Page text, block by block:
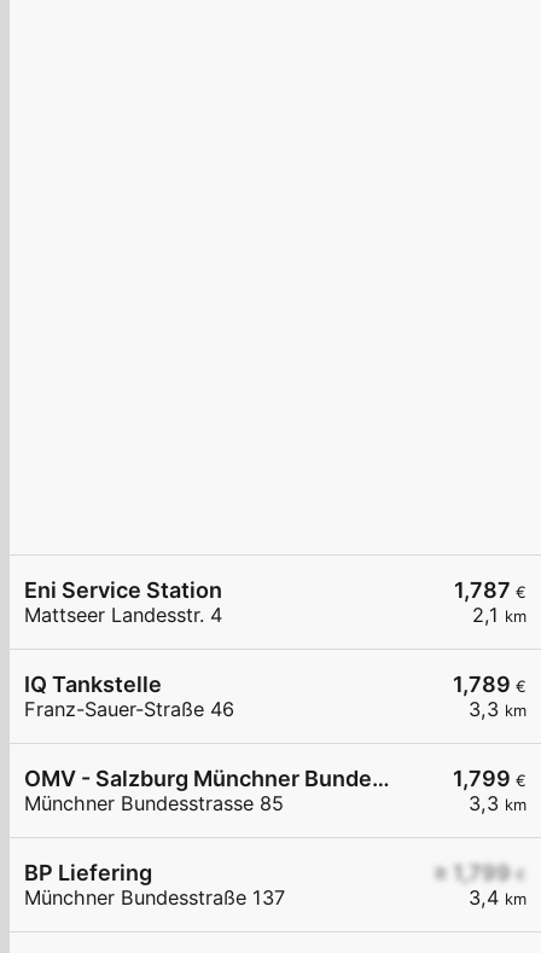
1,787 €
2,1 km
Eni Service Station
Mattseer Landesstr. 4
1,789 €
3,3 km
IQ Tankstelle
Franz-Sauer-Straße 46
1,799 €
3,3 km
OMV - Salzburg Münchner Bundesstraße 85
Münchner Bundesstrasse 85
≥ 1,799 €
3,4 km
BP Liefering
Münchner Bundesstraße 137